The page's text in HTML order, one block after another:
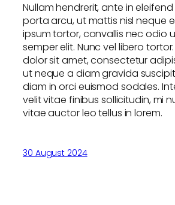
Nullam hendrerit, ante in
porta arcu, ut mattis nisl neque
ipsum tortor, convallis nec odio
semper elit. Nunc vel libero
dolor sit amet, consectetur
ut neque a diam gravida
diam in orci euismod sodales.
velit vitae finibus sollicitudin, mi
vitae auctor leo tellus in lorem.
30 August 2024